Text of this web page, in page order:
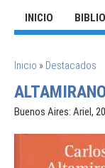
INICIO
SE ENCUENTRA
Inicio » Destacados
Buenos Aires: Ariel,